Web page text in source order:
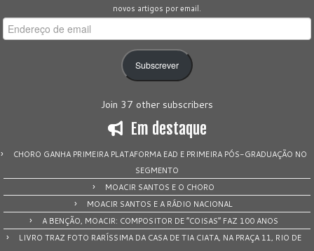
novos artigos por email.
Endereço
de
Subscrever
Join 37 other subscribers
Em destaque
CHORO GANHA PRIMEIRA PLATAFORMA EAD E PRIMEIRA PÓS-GRADUAÇÃO NO
SEGMENTO
MOACIR SANTOS E O CHORO
MOACIR SANTOS E A RÁDIO NACIONAL
A BENÇÃO, MOACIR: COMPOSITOR DE “COISAS” FAZ 100 ANOS
LIVRO TRAZ FOTO RARÍSSIMA DA CASA DE TIA CIATA, NA PRAÇA 11, RIO DE